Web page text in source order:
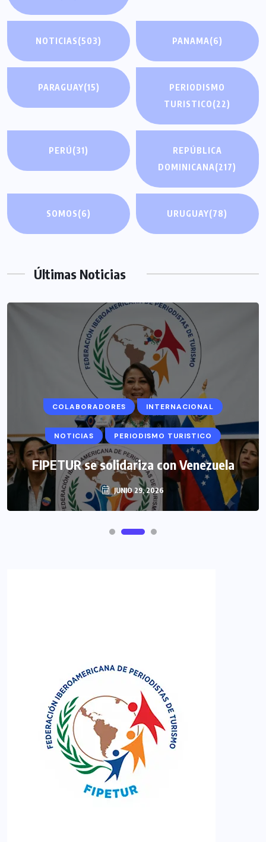
NOTICIAS(503) PANAMA(6)
PARAGUAY(15)
PERIODISMO
TURISTICO(22)
PERÚ(31)
REPÚBLICA
DOMINICANA(217)
SOMOS(6) URUGUAY(78)
Últimas Noticias
COLABORADORES INTERNACIONAL
NOTICIAS PERIODISMO TURISTICO
FIPETUR se solidariza con Venezuela
JUNIO 29, 2026